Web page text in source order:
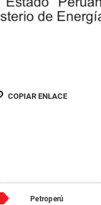
COPIAR ENLACE
Petroperú